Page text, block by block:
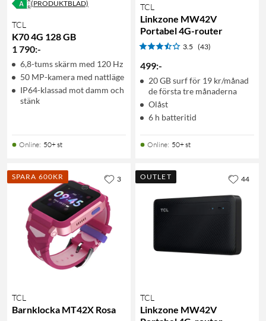
(PRODUKTBLAD)
TCL
K70 4G 128 GB
1 790:-
6,8-tums skärm med 120 Hz
50 MP-kamera med nattläge
IP64-klassad mot damm och
stänk
Online: 50+ st
TCL
Linkzone MW42V
Portabel 4G-router
3.5 (43)
499:-
20 GB surf för 19 kr/månad
de första tre månaderna
Olåst
6 h batteritid
Online: 50+ st
SPARA 600KR
TCL
Barnklocka MT42X Rosa
3 OUTLET
TCL
Linkzone MW42V
44